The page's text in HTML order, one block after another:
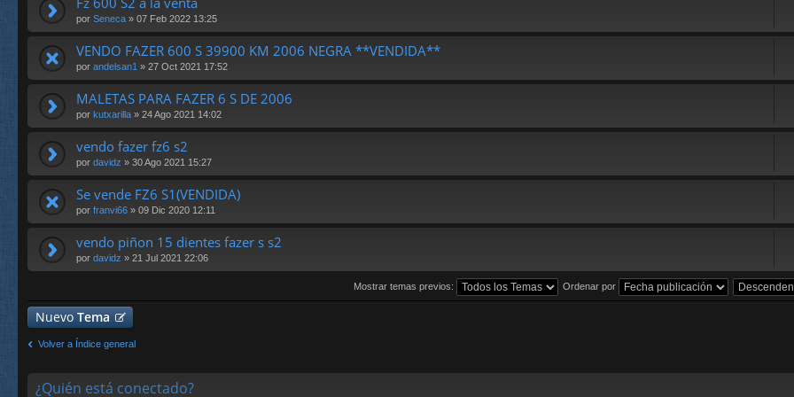
por Seneca » 07 Feb 2022 13:25
VENDO FAZER 600 S 39900 KM 2006 NEGRA **VENDIDA**
por andelsan1 » 27 Oct 2021 17:52
MALETAS PARA FAZER 6 S DE 2006
por kutxarilla » 24 Ago 2021 14:02
vendo fazer fz6 s2
por davidz » 30 Ago 2021 15:27
Se vende FZ6 S1(VENDIDA)
por franvi66 » 09 Dic 2020 12:11
vendo piñon 15 dientes fazer s s2
por davidz » 21 Jul 2021 22:06
Mostrar temas previos: Ordenar por
Nuevo Tema
Volver a Índice general
¿Quién está conectado?